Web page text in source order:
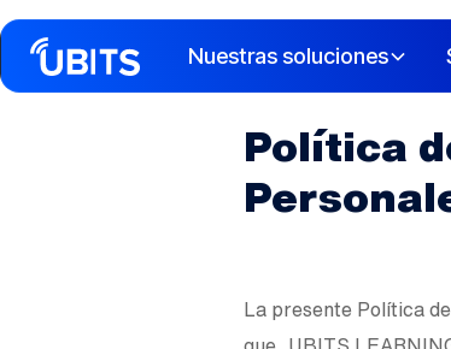
Nuestras soluciones
Política
La presente Política